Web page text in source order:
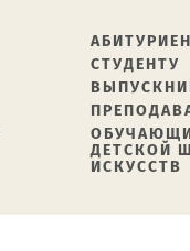
СТУДЕНТУ
ДЕТСКОЙ
ИСКУССТВ